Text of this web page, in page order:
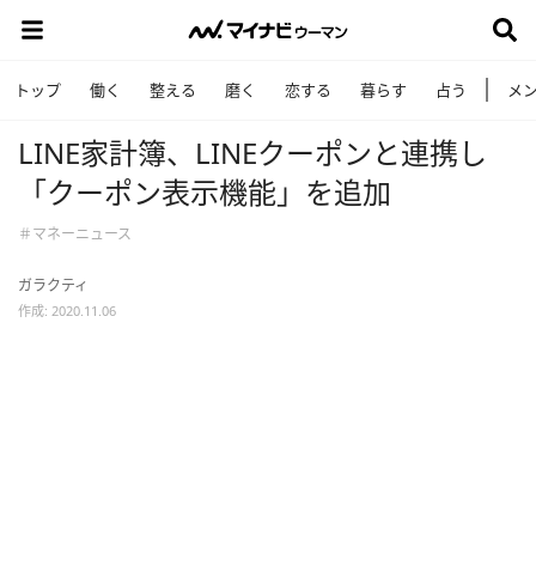
トップ 働く 整える 磨く 恋する 暮らす 占う メ
LINE家計簿、LINEクーポンと連携し
「クーポン表示機能」を追加
＃マネーニュース
ガラクティ
作成: 2020.11.06